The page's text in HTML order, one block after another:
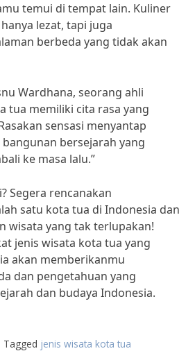
temui di tempat lain. Kuliner
lezat, tapi juga
berbeda yang tidak akan
Wardhana, seorang ahli
tua memiliki cita rasa yang
sensasi menyantap
bersejarah yang
ke masa lalu.”
Segera rencanakan
satu kota tua di Indonesia dan
wisata yang tak terlupakan!
jenis wisata kota tua yang
akan memberikanmu
dan pengetahuan yang
dan budaya Indonesia.
Tagged jenis wisata kota tua